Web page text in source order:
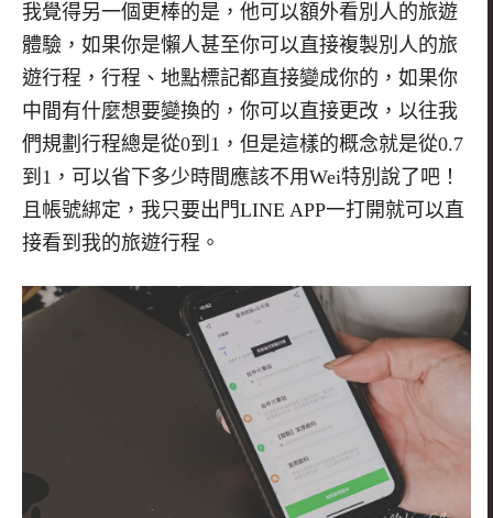
我覺得另一個更棒的是，他可以額外看別人的旅遊
體驗，如果你是懶人甚至你可以直接複製別人的旅
遊行程，行程、地點標記都直接變成你的，如果你
中間有什麼想要變換的，你可以直接更改，以往我
們規劃行程總是從0到1，但是這樣的概念就是從0.7
到1，可以省下多少時間應該不用Wei特別說了吧！
且帳號綁定，我只要出門LINE APP一打開就可以直
接看到我的旅遊行程。